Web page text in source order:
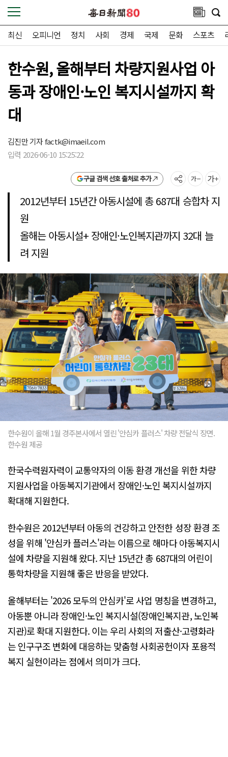
최신 오피니언 정치 사회 경제 국제 문화 스포츠
한수원, 올해부터 차량지원사업 아
동과 장애인·노인 복지시설까지 확
대
김진만 기자factk@imaeil.com
입력 2026-06-10 15:25:22
구글 검색 선호 출처로 추가
2012년부터 15년간 아동시설에 총 687대 승합차 지
원
올해는 아동시설+ 장애인·노인복지관까지 32대 늘
려 지원
한수원이 올해 1월 경주본사에서 열린 '안심카 플러스' 차량 전달식 장면.
한수원 제공
한국수력원자력이 교통약자의 이동 환경 개선을 위한 차량
지원사업을 아동복지기관에서 장애인·노인 복지시설까지
확대해 지원한다.
한수원은 2012년부터 아동의 건강하고 안전한 성장 환경 조
성을 위해 '안심카 플러스'라는 이름으로 해마다 아동복지시
설에 차량을 지원해 왔다. 지난 15년간 총 687대의 어린이
통학차량을 지원해 좋은 반응을 받았다.
올해부터는 '2026 모두의 안심카'로 사업 명칭을 변경하고,
아동뿐 아니라 장애인·노인 복지시설(장애인복지관, 노인복
지관)로 확대 지원한다. 이는 우리 사회의 저출산·고령화라
는 인구구조 변화에 대응하는 맞춤형 사회공헌이자 포용적
복지 실현이라는 점에서 의미가 크다.